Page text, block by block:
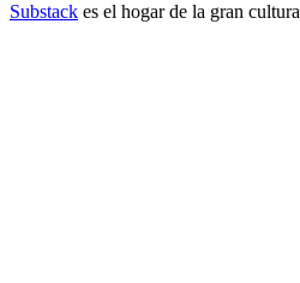
Substack es el hogar de la gran cultura